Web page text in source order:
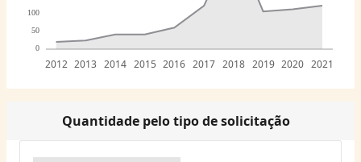
0
50
100
2012 2013 2014 2015 2016 2017 2018 2019 2020 2021
Quantidade pelo tipo de solicitação